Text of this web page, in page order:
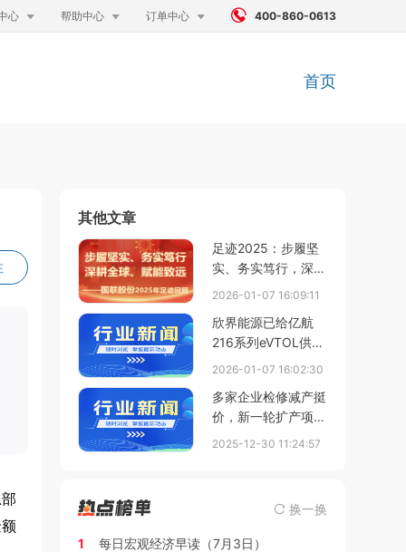
心  帮助中心  订单中心   400-860-0613
首页
其他文章
足迹2025：步履坚
实、务实笃行，深耕
全球、赋能致远
2026-01-07 16:09:11
欣界能源已给亿航
216系列eVTOL供应
固态锂金属电池，深
商
2026-01-07 16:02:30
多家企业检修减产挺
价，新一轮扩产项目
又启动，磷酸铁锂行
2025-12-30 11:24:57
换一换
1 每日宏观经济早读（7月3日）